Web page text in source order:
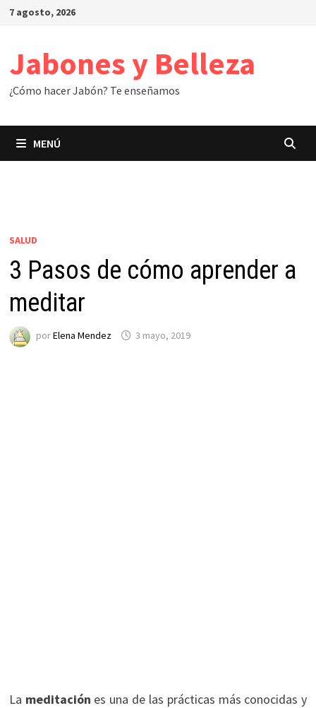
Saltar
7 agosto, 2026
Jabones y Belleza
¿Cómo hacer Jabón? Te enseñamos
MENÚ
SALUD
3 Pasos de cómo aprender a
meditar
porElena Mendez 3 mayo, 2019
La meditación es una de las prácticas más conocidas y